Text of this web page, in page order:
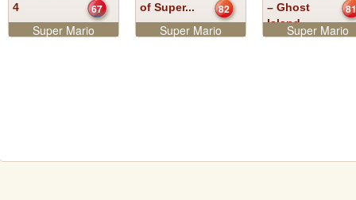
4
67
Super Mario
of Super...
82
Super Mario
– Ghost
Island
81
Super Mario